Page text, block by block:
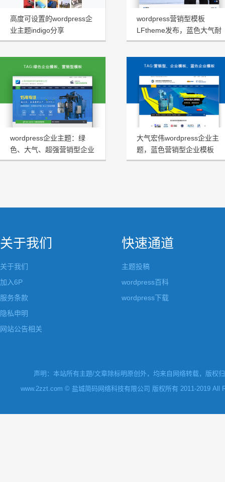
高度可设置的wordpress企
业主题indigo分享
wordpress营销型模板
LFtheme发布，蓝色大气耐
看型首选
wordpress企业主题：绿
色、大气、超强营销型企业
模板HRtheme发布
大气宏伟wordpress企业主
题，蓝色营销型企业模板
HJtheme发布
关于我们
关于我们
加入6P
服务条款
隐私申明
网站公告相关
快速通道
主题投稿
wordpress百科
wordpress下载
声明：本站所有主题/文章除标明原创外，均来自网络转载，版权
www.2zzt.com © 盐城简码网络科技有限公司 版权所有 2011-2019